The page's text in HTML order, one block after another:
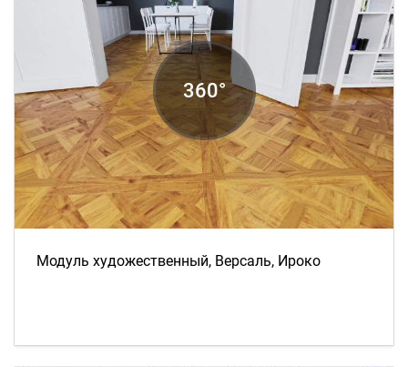
Модуль художественный, Версаль, Ироко